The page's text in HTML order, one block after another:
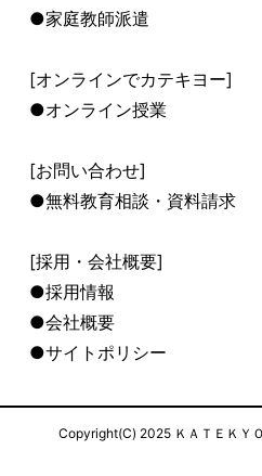
●家庭教師派遣
[オンラインでカテキヨー]
●オンライン授業
[お問い合わせ]
●無料教育相談・資料請求
[採用・会社概要]
●採用情報
●会社概要
●サイトポリシー
Copyright(C) 2025 ＫＡＴＥＫＹ